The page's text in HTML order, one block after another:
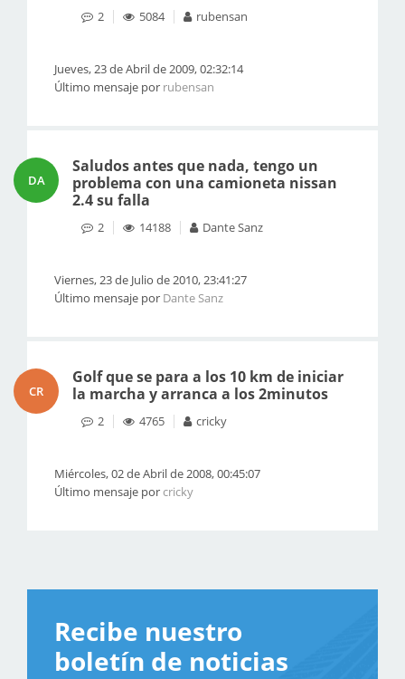
2 5084 rubensan
Jueves, 23 de Abril de 2009, 02:32:14
Último mensaje por rubensan
DA
Saludos antes que nada, tengo un
problema con una camioneta nissan
2.4 su falla
2 14188 Dante Sanz
Viernes, 23 de Julio de 2010, 23:41:27
Último mensaje por Dante Sanz
CR
Golf que se para a los 10 km de iniciar
la marcha y arranca a los 2minutos
2 4765 cricky
Miércoles, 02 de Abril de 2008, 00:45:07
Último mensaje porcricky
Recibe nuestro
boletín de noticias